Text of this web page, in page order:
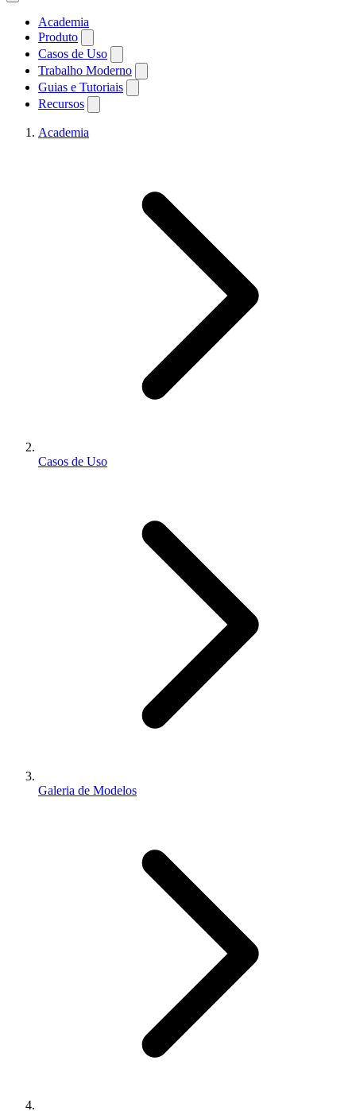
Academia
Produto
Casos de Uso
Trabalho Moderno
Guias e Tutoriais
Recursos
Academia
Casos de Uso
Galeria de Modelos